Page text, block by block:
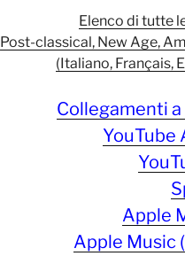
Elenco di tutte
Post-classical, New Age,
(Italiano, Français,
Collegamenti
YouTube
Apple
Apple Music